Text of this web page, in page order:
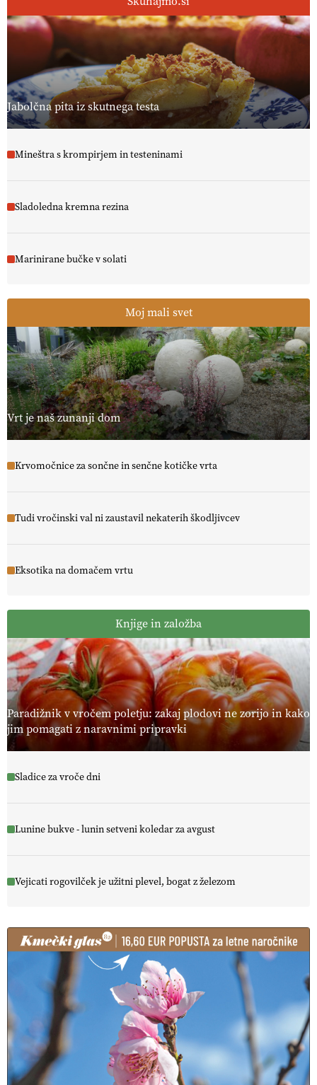
Jabolčna pita iz skutnega testa
Mineštra s krompirjem in testeninami
Sladoledna kremna rezina
Marinirane bučke v solati
Moj mali svet
Vrt je naš zunanji dom
Krvomočnice za sončne in senčne kotičke vrta
Tudi vročinski val ni zaustavil nekaterih škodljivcev
Eksotika na domačem vrtu
Knjige in založba
Paradižnik v vročem poletju: zakaj plodovi ne zorijo in kako
jim pomagati z naravnimi pripravki
Sladice za vroče dni
Lunine bukve - lunin setveni koledar za avgust
Vejicati rogovilček je užitni plevel, bogat z železom